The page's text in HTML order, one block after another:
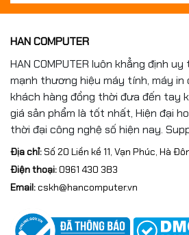
Phiên bản
EngIntl
00632
Hình thức cấp phép
Hộp
Số lượng thiết bị cài đặt
1 thiết
Thời hạn bản quyền
Vĩnh
Ngôn ngữ
Nhiều
Dùng cho khách hàng
Phạm vi sử dụng
Mô tả khác
Đang
HAN COMPUTER
HAN COMPUTER luôn khẳng định
mạnh thương hiệu máy tính, máy in
khách hàng đồng thời đưa đến tay
giá sản phẩm là tốt nhất, Hiện đại
thời đại công nghệ số hiện nay.
Địa chỉ:Số 20 Liền kề 11, Vạn Phúc, Hà
Điện thoại:0961 430 383
Email:cskh@hancomputer.vn